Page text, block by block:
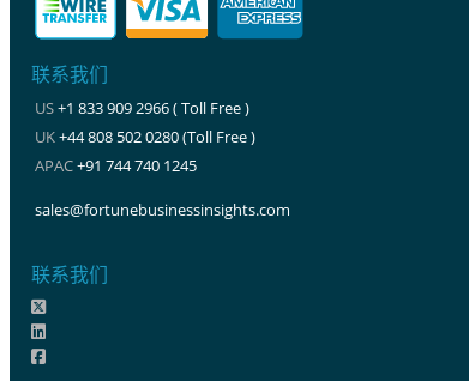
联系我们
US+1 833 909 2966 ( Toll Free )
UK+44 808 502 0280 (Toll Free )
APAC+91 744 740 1245
sales@fortunebusinessinsights.com
联系我们